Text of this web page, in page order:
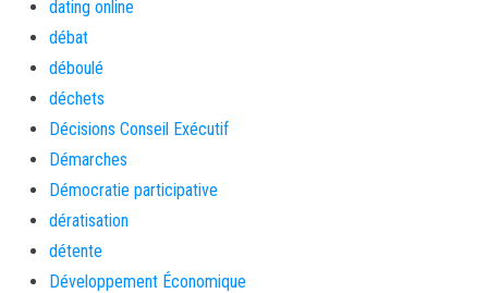
dating online
débat
déboulé
déchets
Décisions Conseil Exécutif
Démarches
Démocratie participative
dératisation
détente
Développement Économique